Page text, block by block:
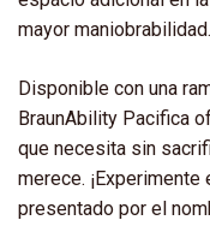
mayor maniobrabilidad.
Disponible con una
BraunAbility Pacifica
que necesita sin
merece.
presentado por el